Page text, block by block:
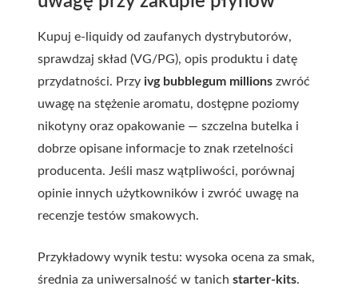
Kupuj e-liquidy od zaufanych dystrybutorów,
sprawdzaj skład (VG/PG), opis produktu i datę
przydatności. Przy ivg bubblegum millions zwróć
uwagę na stężenie aromatu, dostępne poziomy
nikotyny oraz opakowanie — szczelna butelka i
dobrze opisane informacje to znak rzetelności
producenta. Jeśli masz wątpliwości, porównaj
opinie innych użytkowników i zwróć uwagę na
recenzje testów smakowych.
Przykładowy wynik testu: wysoka ocena za smak,
średnia za uniwersalność w tanich starter-kits.